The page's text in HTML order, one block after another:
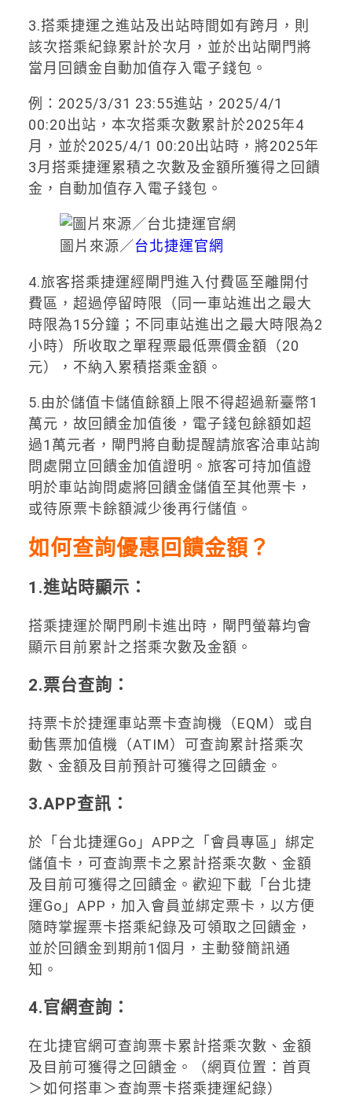
3.搭乘捷運之進站及出站時間如有跨月，則
該次搭乘紀錄累計於次月，並於出站閘門將
當月回饋金自動加值存入電子錢包。
例：2025/3/31 23:55進站，2025/4/1
00:20出站，本次搭乘次數累計於2025年4
月，並於2025/4/1 00:20出站時，將2025年
3月搭乘捷運累積之次數及金額所獲得之回饋
金，自動加值存入電子錢包。
圖片來源／台北捷運官網
4.旅客搭乘捷運經閘門進入付費區至離開付
費區，超過停留時限（同一車站進出之最大
時限為15分鐘；不同車站進出之最大時限為2
小時）所收取之單程票最低票價金額（20
元），不納入累積搭乘金額。
5.由於儲值卡儲值餘額上限不得超過新臺幣1
萬元，故回饋金加值後，電子錢包餘額如超
過1萬元者，閘門將自動提醒請旅客洽車站詢
問處開立回饋金加值證明。旅客可持加值證
明於車站詢問處將回饋金儲值至其他票卡，
或待原票卡餘額減少後再行儲值。
如何查詢優惠回饋金額？
1.進站時顯示：
搭乘捷運於閘門刷卡進出時，閘門螢幕均會
顯示目前累計之搭乘次數及金額。
2.票台查詢：
持票卡於捷運車站票卡查詢機（EQM）或自
動售票加值機（ATIM）可查詢累計搭乘次
數、金額及目前預計可獲得之回饋金。
3.APP查訊：
於「台北捷運Go」APP之「會員專區」綁定
儲值卡，可查詢票卡之累計搭乘次數、金額
及目前可獲得之回饋金。歡迎下載「台北捷
運Go」APP，加入會員並綁定票卡，以方便
隨時掌握票卡搭乘紀錄及可領取之回饋金，
並於回饋金到期前1個月，主動發簡訊通
知。
4.官網查詢：
在北捷官網可查詢票卡累計搭乘次數、金額
及目前可獲得之回饋金。（網頁位置：首頁
＞如何搭車＞查詢票卡搭乘捷運紀錄）